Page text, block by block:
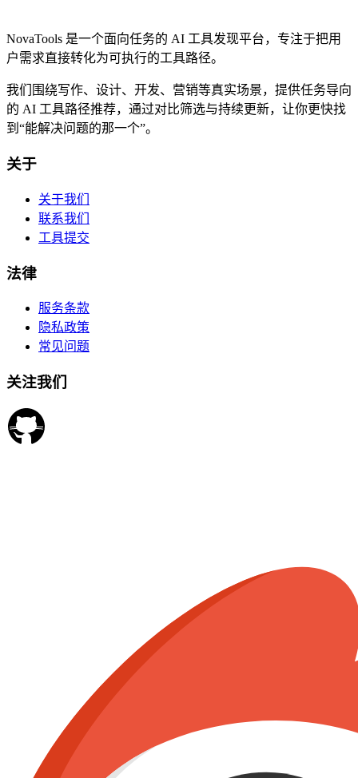
NovaTools 是一个面向任务的 AI 工具发现平台，专注于把用
户需求直接转化为可执行的工具路径。
我们围绕写作、设计、开发、营销等真实场景，提供任务导向
的 AI 工具路径推荐，通过对比筛选与持续更新，让你更快找
到“能解决问题的那一个”。
关于
关于我们
联系我们
工具提交
法律
服务条款
隐私政策
常见问题
关注我们